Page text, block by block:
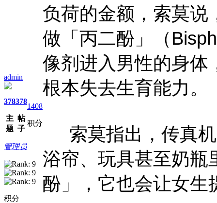
admin
378
主
题
378
帖
子
1408
积分
管理员
积分
负荷的金额，索莫说
做「丙二酚」（
像剂进入男性的身体
根本失去生育能力。
索莫指出，传真机
浴帘、玩具甚至奶瓶
酚」，它也会让女生